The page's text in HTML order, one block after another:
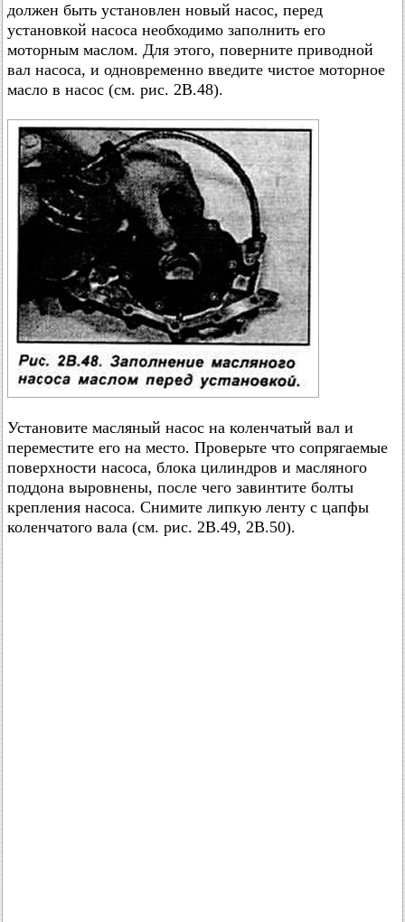
должен быть установлен новый насос, перед
установкой насоса необходимо заполнить его
моторным маслом. Для этого, поверните приводной
вал насоса, и одновременно введите чистое моторное
масло в насос (см. рис. 2В.48).
Установите масляный насос на коленчатый вал и
переместите его на место. Проверьте что сопрягаемые
поверхности насоса, блока цилиндров и масляного
поддона выровнены, после чего завинтите болты
крепления насоса. Снимите липкую ленту с цапфы
коленчатого вала (см. рис. 2В.49, 2В.50).